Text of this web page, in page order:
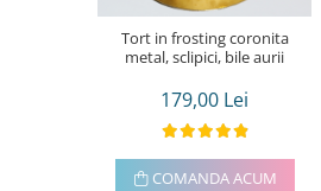
Tort in frosting coronita
metal, sclipici, bile aurii
179,00 Lei
COMANDA ACUM